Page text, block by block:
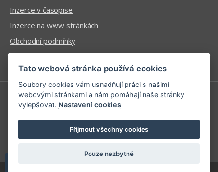
Inzerce v časopise
Inzerce na www stránkách
Obchodní podmínky
Ochrana osobních údajů
Příhlášení | Registrace
Kontaktní informace
Mapa stránek
Tato webová stránka používá cookies
Soubory cookies vám usnadňují práci s našimi
webovými stránkami a nám pomáhají naše stránky
vylepšovat. Nastavení cookies
Přijmout všechny cookies
Pouze nezbytné